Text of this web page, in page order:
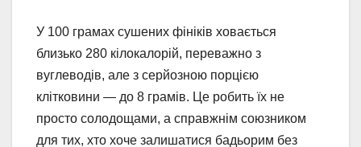
У 100 грамах сушених фініків ховається
близько 280 кілокалорій, переважно з
вуглеводів, але з серйозною порцією
клітковини — до 8 грамів. Це робить їх не
просто солодощами, а справжнім союзником
для тих, хто хоче залишатися бадьорим без